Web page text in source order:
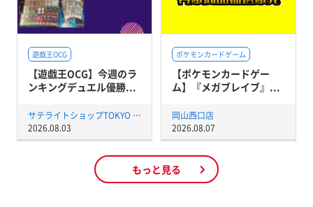
ポケモンカードゲーム
【ポケモンカードゲー
ム】『メガブレイブ』...
岡山西口店
2026.08.07
遊戯王OCG
【遊戯王OCG】今週のラ
ンキングデュエル優勝...
サテライトショップTOKYO 秋葉原店
2026.08.03
もっと見る